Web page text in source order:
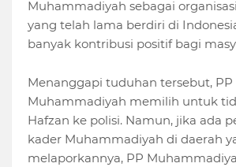
Muhammadiyah sebagai
yang telah lama berdiri di
banyak kontribusi positif bagi
Menanggapi tuduhan tersebut, PP
Muhammadiyah memilih untuk
Hafzan ke polisi. Namun, jika ada
kader Muhammadiyah di daerah
melaporkannya, PP